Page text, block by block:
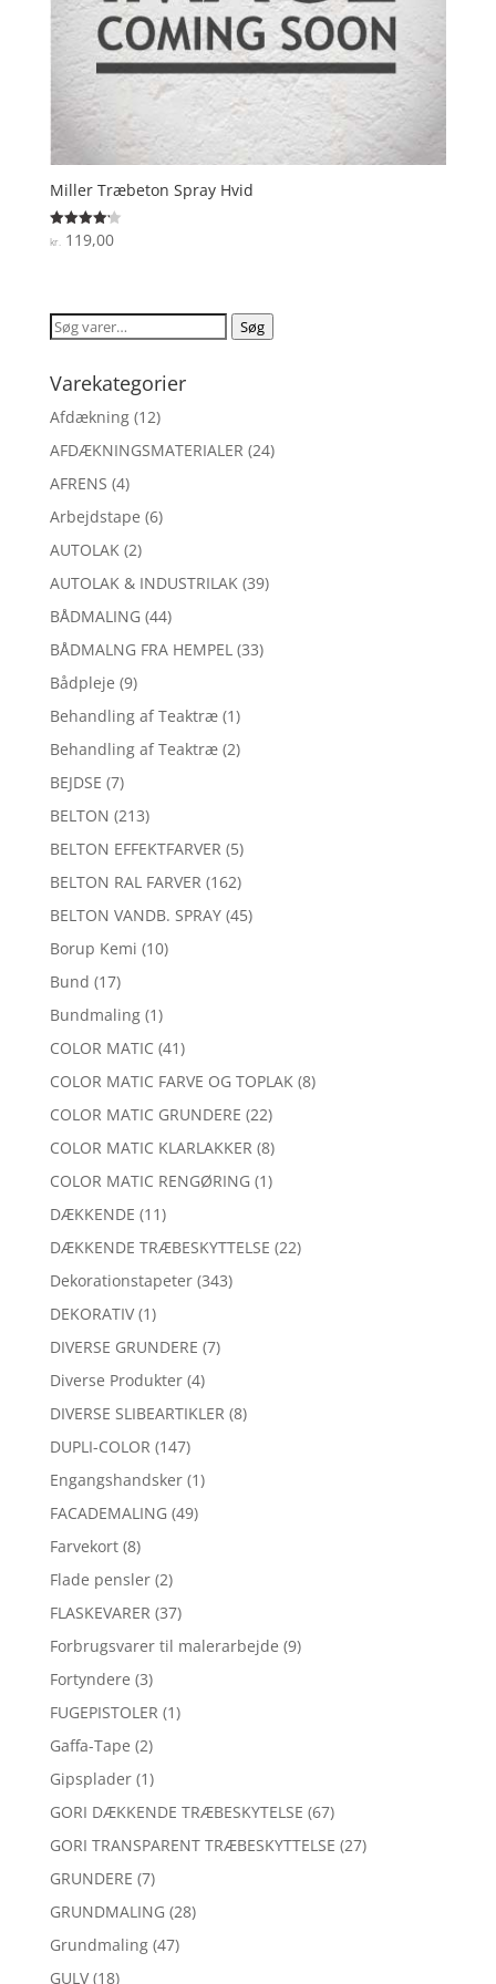
Miller Træbeton Spray Hvid
Vurderet
4.2
kr.119,00
Søg
Søg
Varekategorier
Afdækning (12)
AFDÆKNINGSMATERIALER (24)
AFRENS (4)
Arbejdstape (6)
AUTOLAK (2)
AUTOLAK & INDUSTRILAK (39)
BÅDMALING (44)
BÅDMALNG FRA HEMPEL (33)
Bådpleje (9)
Behandling af Teaktræ (1)
Behandling af Teaktræ (2)
BEJDSE (7)
BELTON (213)
BELTON EFFEKTFARVER (5)
BELTON RAL FARVER (162)
BELTON VANDB. SPRAY (45)
Borup Kemi (10)
Bund (17)
Bundmaling (1)
COLOR MATIC (41)
COLOR MATIC FARVE OG TOPLAK (8)
COLOR MATIC GRUNDERE (22)
COLOR MATIC KLARLAKKER (8)
COLOR MATIC RENGØRING (1)
DÆKKENDE (11)
DÆKKENDE TRÆBESKYTTELSE (22)
Dekorationstapeter (343)
DEKORATIV (1)
DIVERSE GRUNDERE (7)
Diverse Produkter (4)
DIVERSE SLIBEARTIKLER (8)
DUPLI-COLOR (147)
Engangshandsker (1)
FACADEMALING (49)
Farvekort (8)
Flade pensler (2)
FLASKEVARER (37)
Forbrugsvarer til malerarbejde (9)
Fortyndere (3)
FUGEPISTOLER (1)
Gaffa-Tape (2)
Gipsplader (1)
GORI DÆKKENDE TRÆBESKYTELSE (67)
GORI TRANSPARENT TRÆBESKYTTELSE (27)
GRUNDERE (7)
GRUNDMALING (28)
Grundmaling (47)
GULV (18)